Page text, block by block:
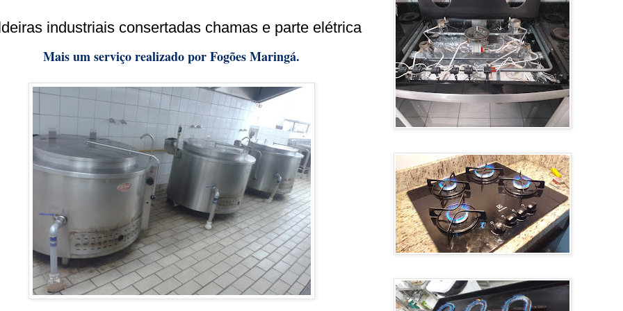
industriais consertadas chamas e parte elétrica
Mais um serviço realizado por Fogões Maringá.